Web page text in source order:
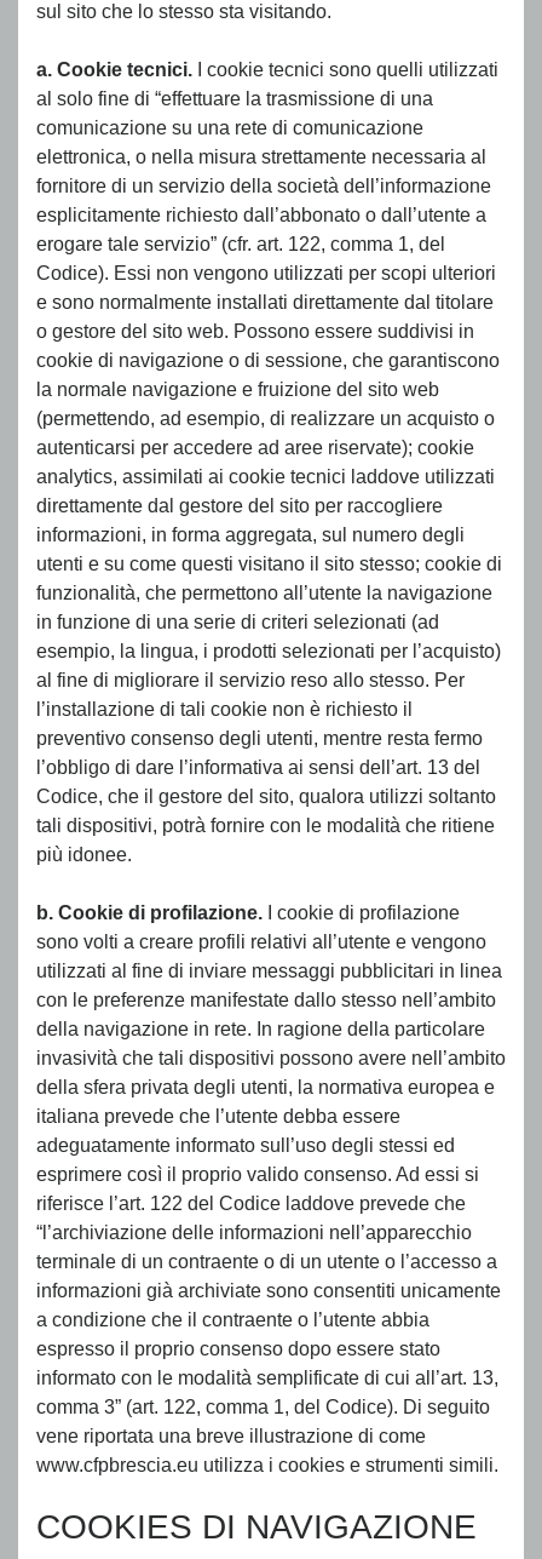
sul sito che lo stesso sta visitando.
a. Cookie tecnici. I cookie tecnici sono quelli utilizzati
al solo fine di “effettuare la trasmissione di una
comunicazione su una rete di comunicazione
elettronica, o nella misura strettamente necessaria al
fornitore di un servizio della società dell’informazione
esplicitamente richiesto dall’abbonato o dall’utente a
erogare tale servizio” (cfr. art. 122, comma 1, del
Codice). Essi non vengono utilizzati per scopi ulteriori
e sono normalmente installati direttamente dal titolare
o gestore del sito web. Possono essere suddivisi in
cookie di navigazione o di sessione, che garantiscono
la normale navigazione e fruizione del sito web
(permettendo, ad esempio, di realizzare un acquisto o
autenticarsi per accedere ad aree riservate); cookie
analytics, assimilati ai cookie tecnici laddove utilizzati
direttamente dal gestore del sito per raccogliere
informazioni, in forma aggregata, sul numero degli
utenti e su come questi visitano il sito stesso; cookie di
funzionalità, che permettono all’utente la navigazione
in funzione di una serie di criteri selezionati (ad
esempio, la lingua, i prodotti selezionati per l’acquisto)
al fine di migliorare il servizio reso allo stesso. Per
l’installazione di tali cookie non è richiesto il
preventivo consenso degli utenti, mentre resta fermo
l’obbligo di dare l’informativa ai sensi dell’art. 13 del
Codice, che il gestore del sito, qualora utilizzi soltanto
tali dispositivi, potrà fornire con le modalità che ritiene
più idonee.
b. Cookie di profilazione. I cookie di profilazione
sono volti a creare profili relativi all’utente e vengono
utilizzati al fine di inviare messaggi pubblicitari in linea
con le preferenze manifestate dallo stesso nell’ambito
della navigazione in rete. In ragione della particolare
invasività che tali dispositivi possono avere nell’ambito
della sfera privata degli utenti, la normativa europea e
italiana prevede che l’utente debba essere
adeguatamente informato sull’uso degli stessi ed
esprimere così il proprio valido consenso. Ad essi si
riferisce l’art. 122 del Codice laddove prevede che
“l’archiviazione delle informazioni nell’apparecchio
terminale di un contraente o di un utente o l’accesso a
informazioni già archiviate sono consentiti unicamente
a condizione che il contraente o l’utente abbia
espresso il proprio consenso dopo essere stato
informato con le modalità semplificate di cui all’art. 13,
comma 3” (art. 122, comma 1, del Codice). Di seguito
vene riportata una breve illustrazione di come
www.cfpbrescia.eu utilizza i cookies e strumenti simili.
COOKIES DI NAVIGAZIONE